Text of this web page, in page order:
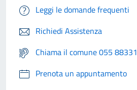
Leggi le domande frequenti
Richiedi Assistenza
Chiama il comune 055 88331
Prenota un appuntamento